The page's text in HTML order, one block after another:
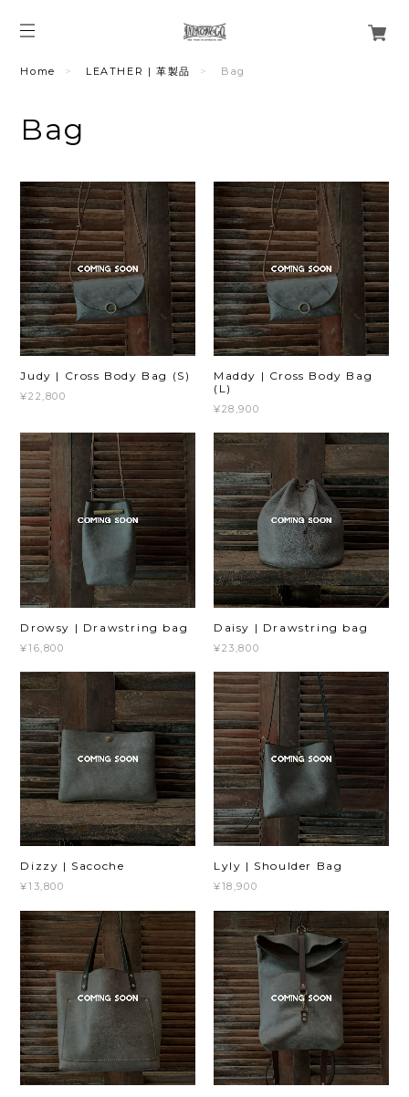
Home LEATHER | 革製品 Bag
Bag
Judy | Cross Body Bag (S)
¥22,800
Maddy | Cross Body Bag
(L)
¥28,900
Drowsy | Drawstring bag
¥16,800
Daisy | Drawstring bag
¥23,800
Dizzy | Sacoche
¥13,800
Lyly | Shoulder Bag
¥18,900